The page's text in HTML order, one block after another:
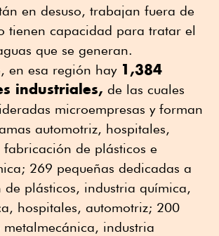
en desuso, trabajan fuera de
tienen capacidad para tratar el
que se generan.
en esa región hay 1,384
industriales, de las cuales
microempresas y forman
automotriz, hospitales,
de plásticos e
269 pequeñas dedicadas a
plásticos, industria química,
hospitales, automotriz; 200
industria